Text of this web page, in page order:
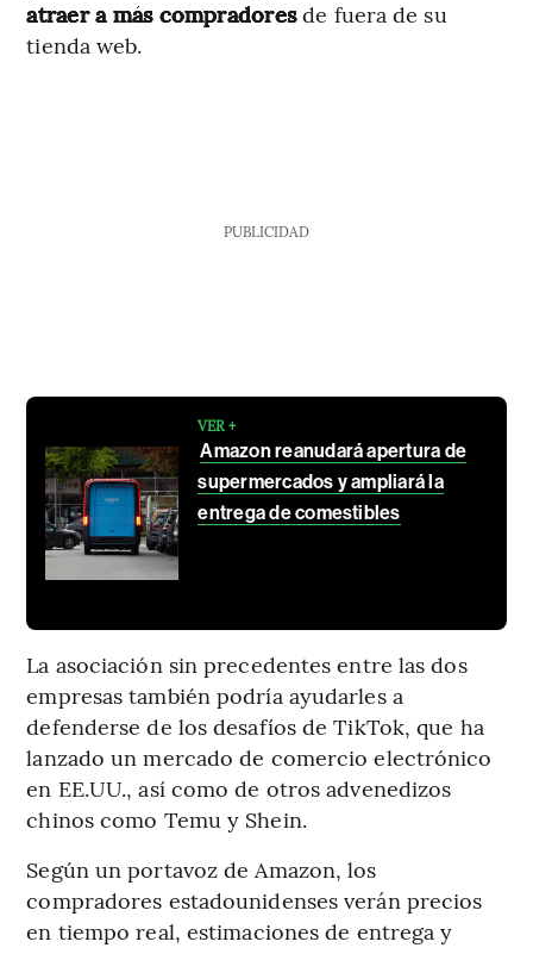
atraer a más compradoresde fuera de su
tienda web.
PUBLICIDAD
VER +
Amazon reanudará apertura de
supermercados y ampliará la
entrega de comestibles
La asociación sin precedentes entre las dos
empresas también podría ayudarles a
defenderse de los desafíos de TikTok, que ha
lanzado un mercado de comercio electrónico
en EE.UU., así como de otros advenedizos
chinos como Temu y Shein.
Según un portavoz de Amazon, los
compradores estadounidenses verán precios
en tiempo real, estimaciones de entrega y